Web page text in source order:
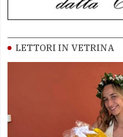
LETTORI IN VETRINA